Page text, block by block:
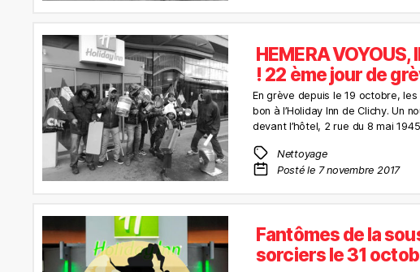
HEMERA VOYOUS,
! 22 ème jour de
En grève depuis le 19 octobre,
bon à l’Holiday Inn de Clichy. Un
devant l’hôtel, 2 rue du 8 mai
Nettoyage
Posté le 7 novembre 2017
Fantômes de la
sorciers le 31